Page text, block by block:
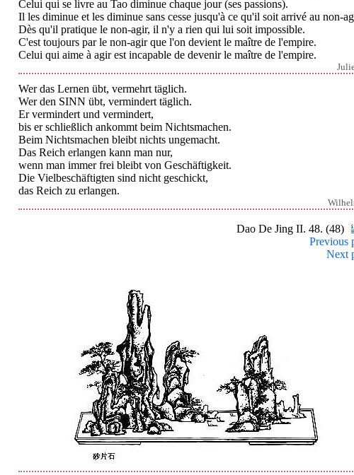
Celui qui se livre au Tao diminue chaque jour (ses passions).
Il les diminue et les diminue sans cesse jusqu'à ce qu'il soit arrivé au non-
Dès qu'il pratique le non-agir, il n'y a rien qui lui soit impossible.
C'est toujours par le non-agir que l'on devient le maître de l'empire.
Celui qui aime à agir est incapable de devenir le maître de l'empire.
Wer das Lernen übt, vermehrt täglich.
Wer den SINN übt, vermindert täglich.
Er vermindert und vermindert,
bis er schließlich ankommt beim Nichtsmachen.
Beim Nichtsmachen bleibt nichts ungemacht.
Das Reich erlangen kann man nur,
wenn man immer frei bleibt von Geschäftigkeit.
Die Vielbeschäftigten sind nicht geschickt,
das Reich zu erlangen.
Dao De Jing II. 48. (48)
Previous
Next